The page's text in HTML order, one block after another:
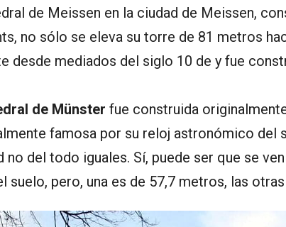
de Meissen en la ciudad de Meissen,
no sólo se eleva su torre de 81 metros
desde mediados del siglo 10 de y fue
de Münster fue construida
famosa por su reloj astronómico del
no del todo iguales. Sí, puede ser que se
suelo, pero, una es de 57,7 metros, las